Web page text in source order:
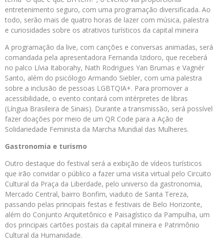
entretenimento seguro, com uma programação diversificada. Ao
todo, serão mais de quatro horas de lazer com música, palestra
e curiosidades sobre os atrativos turísticos da capital mineira
A programação da live, com canções e conversas animadas, será
comandada pela apresentadora Fernanda Izidoro, que receberá
no palco Lívia Itaborahy, Nath Rodrigues Yan Brumas e Vagnér
Santo, além do psicólogo Armando Siebler, com uma palestra
sobre a inclusão de pessoas LGBTQIA+. Para promover a
acessibilidade, o evento contará com intérpretes de libras
(Língua Brasileira de Sinais). Durante a transmissão, será possível
fazer doações por meio de um QR Code para a Ação de
Solidariedade Feminista da Marcha Mundial das Mulheres.
Gastronomia e turismo
Outro destaque do festival será a exibição de vídeos turísticos
que irão convidar o público a fazer uma visita virtual pelo Circuito
Cultural da Praça da Liberdade, pelo universo da gastronomia,
Mercado Central, bairro Bonfim, viaduto de Santa Tereza,
passando pelas principais festas e festivais de Belo Horizonte,
além do Conjunto Arquitetônico e Paisagístico da Pampulha, um
dos principais cartões postais da capital mineira e Patrimônio
Cultural da Humanidade.